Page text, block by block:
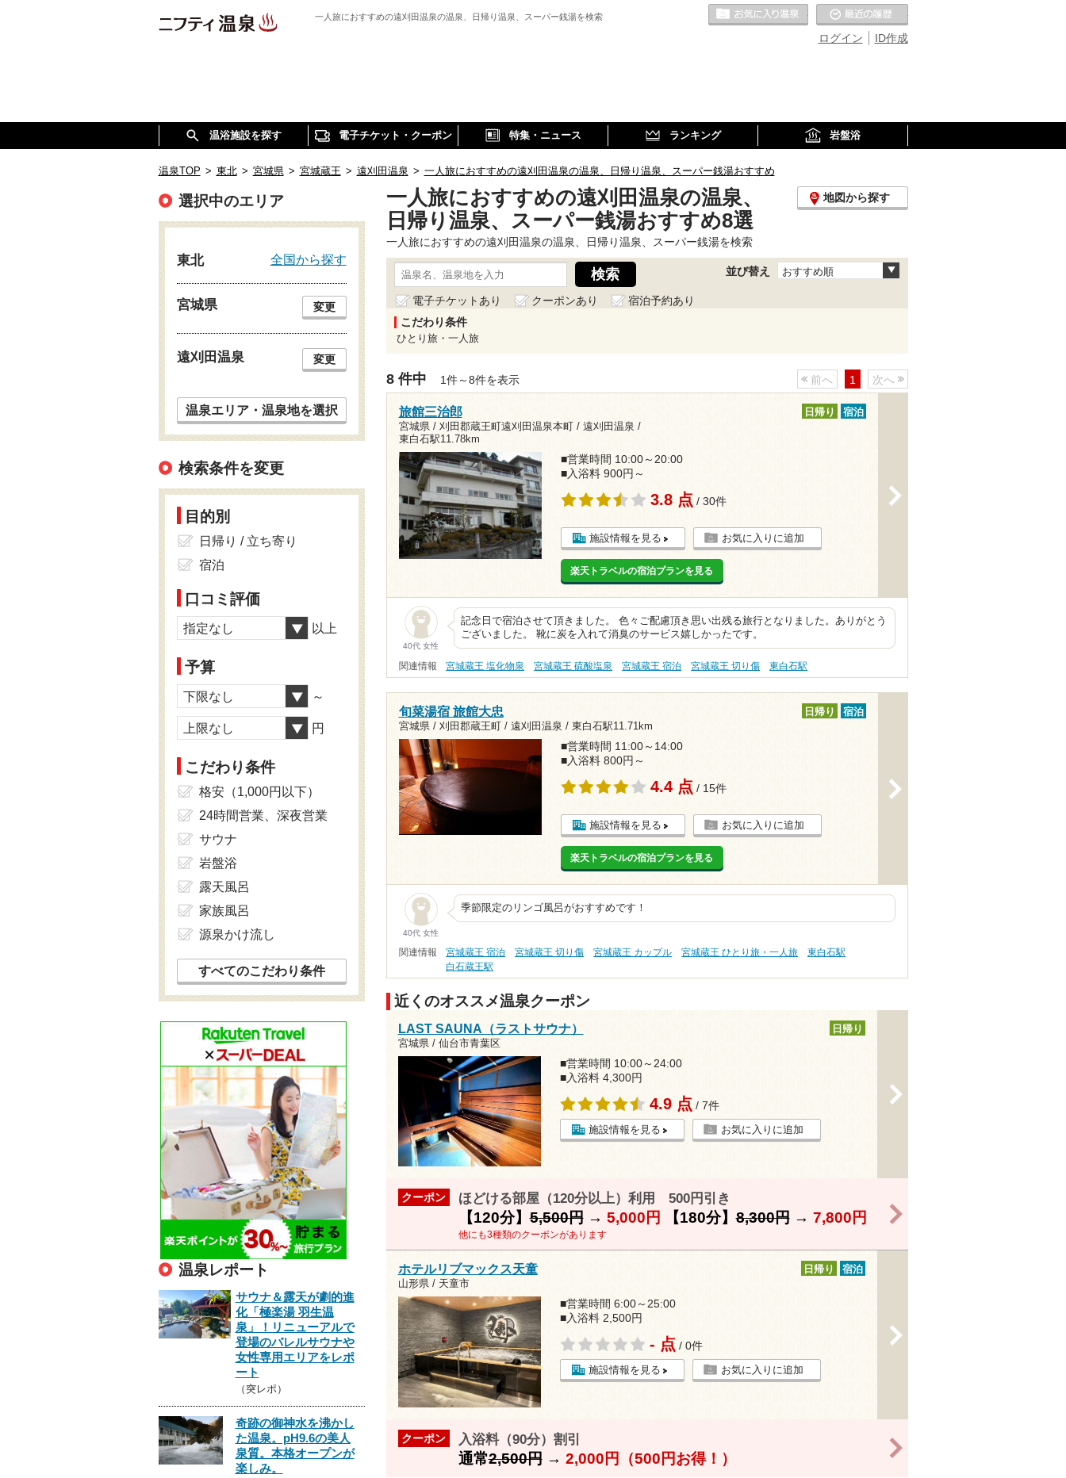
一人旅におすすめの遠刈田温泉の温泉、日帰り温泉、スーパー銭湯を検索
ID作成
ログイン
お気に入りの温泉
温浴施設を探す 電子チケット・クーポン 特集・ニュース ランキング 岩盤浴
温泉TOP > 東北 > 宮城県 > 宮城蔵王 > 遠刈田温泉 > 一人旅におすすめの遠刈田温泉の温泉、日帰り温泉、スーパー銭湯おすすめ
一人旅におすすめの遠刈田温泉の温泉、
日帰り温泉、スーパー銭湯おすすめ8選
地図から探す
一人旅におすすめの遠刈田温泉の温泉、日帰り温泉、スーパー銭湯を検索
並び替え おすすめ順
電子チケットあり クーポンあり
宿泊予約あり
こだわり条件
ひとり旅・一人旅
8 件中 1件～8件を表示 前へ 1 次へ
旅館三治郎
宮城県 / 刈田郡蔵王町遠刈田温泉本町 / 遠刈田温泉 /
東白石駅11.78km
日帰り 宿泊
■営業時間 10:00～20:00
■入浴料 900円～
3.8 点 / 30件
施設情報を見る お気に入りに追加
楽天トラベルの宿泊プランを見る
40代 女性
記念日で宿泊させて頂きました。 色々ご配慮頂き思い出残る旅行となりました。ありがとう
ございました。 靴に炭を入れて消臭のサービス嬉しかったです。
関連情報 宮城蔵王 塩化物泉 宮城蔵王 硫酸塩泉 宮城蔵王 宿泊 宮城蔵王 切り傷 東白石駅
旬菜湯宿 旅館大忠
宮城県 / 刈田郡蔵王町 / 遠刈田温泉 / 東白石駅11.71km
日帰り 宿泊
■営業時間 11:00～14:00
■入浴料 800円～
4.4 点 / 15件
施設情報を見る お気に入りに追加
楽天トラベルの宿泊プランを見る
40代 女性
季節限定のリンゴ風呂がおすすめです！
関連情報 宮城蔵王 宿泊 宮城蔵王 切り傷 宮城蔵王 カップル 宮城蔵王 ひとり旅・一人旅
東白石駅
白石蔵王駅
近くのオススメ温泉クーポン
LAST SAUNA（ラストサウナ）
宮城県 / 仙台市青葉区
日帰り
■営業時間 10:00～24:00
■入浴料 4,300円
4.9 点 / 7件
施設情報を見る お気に入りに追加
クーポン ほどける部屋（120分以上）利用 500円引き
【120分】5,500円→ 5,000円 【180分】8,300円→ 7,800円
他にも3種類のクーポンがあります
>
ホテルリブマックス天童
山形県 / 天童市
日帰り 宿泊
■営業時間 6:00～25:00
■入浴料 2,500円
- 点 / 0件
施設情報を見る お気に入りに追加
クーポン 入浴料（90分）割引
通常2,500円→ 2,000円（500円お得！）
>
選択中のエリア
東北 全国から探す
宮城県 変更
遠刈田温泉 変更
温泉エリア・温泉地を選択
検索条件を変更
目的別
日帰り / 立ち寄り
宿泊
口コミ評価
指定なし 以上
予算
下限なし ～
上限なし 円
こだわり条件
格安（1,000円以下）
24時間営業、深夜営業
サウナ
岩盤浴
露天風呂
家族風呂
源泉かけ流し
すべてのこだわり条件
温泉レポート
サウナ＆露天が劇的進
化「極楽湯 羽生温
泉」！リニューアルで
登場のバレルサウナや
女性専用エリアをレポ
ート
（突レポ）
奇跡の御神水を沸かし
た温泉。pH9.6の美人
泉質。本格オープンが
楽しみ。